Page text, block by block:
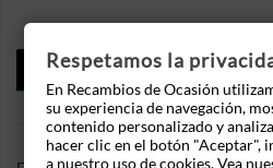
DETALLES DEL
Respetamos la
En Recambios de Ocasión
su experiencia de navegación,
contenido personalizado y
hacer clic en el botón "Aceptar",
a nuestro uso de cookies. Vea